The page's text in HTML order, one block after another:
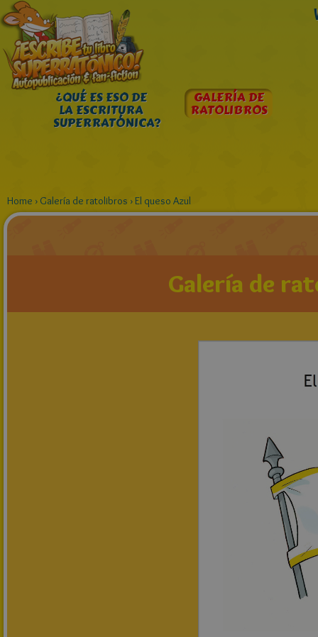
¿QUÉ ES ESO DE
LA ESCRITURA
SUPERRATÓNICA?
GALERÍA DE
RATOLIBROS
Home › Galería de ratolibros ›El queso Azul
Galería de